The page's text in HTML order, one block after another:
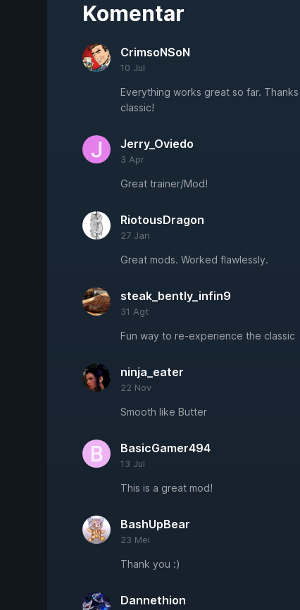
Komentar
CrimsoNSoN
10 Jul
Everything works great so far.
classic!
Jerry_Oviedo
3 Apr
Great trainer/Mod!
RiotousDragon
27 Jan
Great mods. Worked flawlessly.
steak_bently_infin9
31 Agt
Fun way to re-experience the classic
ninja_eater
22 Nov
Smooth like Butter
BasicGamer494
13 Jul
This is a great mod!
BashUpBear
23 Mei
Thank you :)
Dannethion